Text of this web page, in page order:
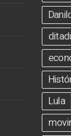
Lula